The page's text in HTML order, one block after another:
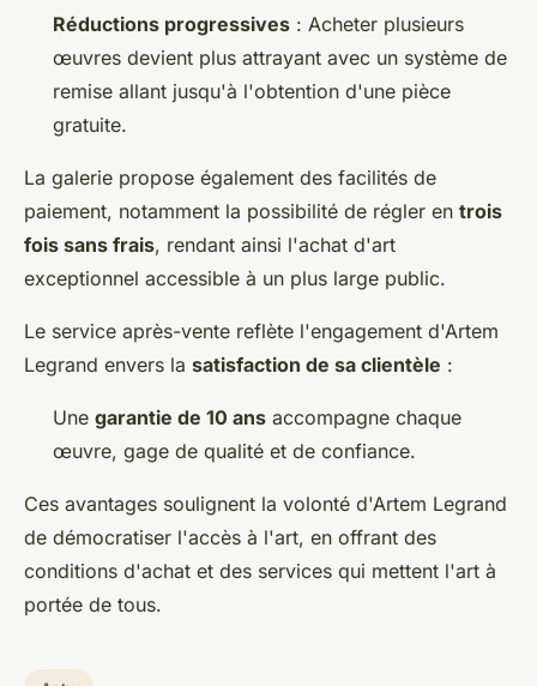
Réductions progressives : Acheter plusieurs
œuvres devient plus attrayant avec un système de
remise allant jusqu'à l'obtention d'une pièce
gratuite.
La galerie propose également des facilités de
paiement, notamment la possibilité de régler en trois
fois sans frais, rendant ainsi l'achat d'art
exceptionnel accessible à un plus large public.
Le service après-vente reflète l'engagement d'Artem
Legrand envers la satisfaction de sa clientèle :
Une garantie de 10 ans accompagne chaque
œuvre, gage de qualité et de confiance.
Ces avantages soulignent la volonté d'Artem Legrand
de démocratiser l'accès à l'art, en offrant des
conditions d'achat et des services qui mettent l'art à
portée de tous.